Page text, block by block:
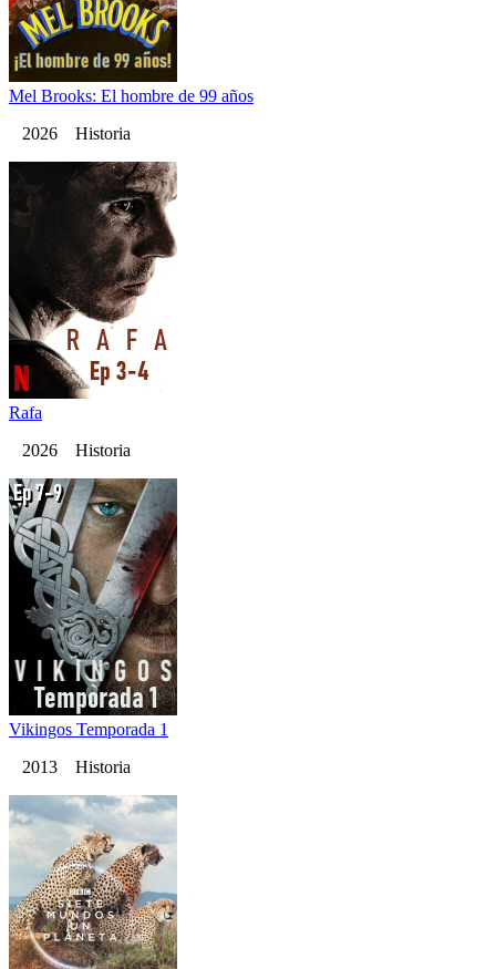
Mel Brooks: El hombre de 99 años
2026 Historia
Rafa
2026 Historia
Vikingos Temporada 1
2013 Historia